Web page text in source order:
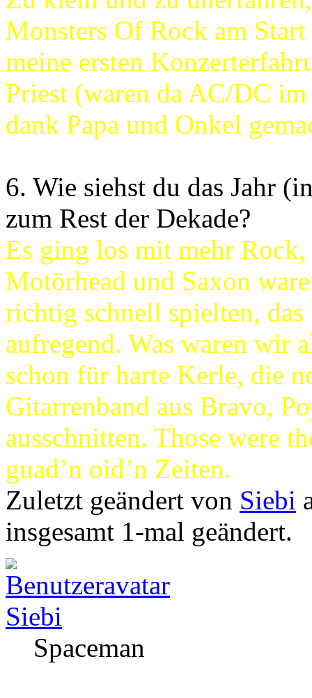
Monsters Of Rock am
meine ersten
Priest (waren da AC/DC
dank Papa und Onkel
6. Wie siehst du das Jahr
zum Rest der Dekade?
Es ging los mit mehr
Motörhead und Saxon
richtig schnell spielten,
aufregend. Was waren wir
schon für harte Kerle, die
Gitarrenband aus Bravo,
ausschnitten. Those were
guad’n oid’n Zeiten.
Zuletzt geändert von Siebi
insgesamt 1-mal geändert.
Siebi
Spaceman